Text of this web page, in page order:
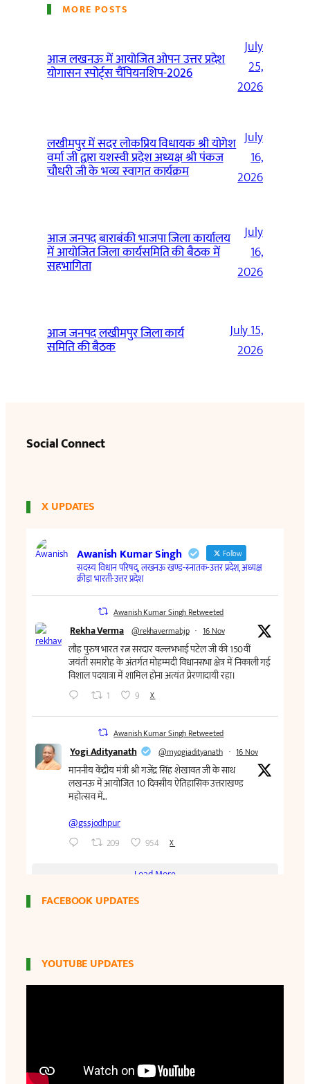
MORE POSTS
आज लखनऊ में आयोजित ओपन उत्तर प्रदेश
योगासन स्पोर्ट्स चैंपियनशिप-2026
July
25,
2026
लखीमपुर में सदर लोकप्रिय विधायक श्री योगेश
वर्मा जी द्वारा यशस्वी प्रदेश अध्यक्ष श्री पंकज
चौधरी जी के भव्य स्वागत कार्यक्रम
July
16,
2026
आज जनपद बाराबंकी भाजपा जिला कार्यालय
में आयोजित जिला कार्यसमिति की बैठक में
सहभागिता
July
16,
2026
आज जनपद लखीमपुर जिला कार्य
समिति की बैठक
July 15,
2026
Social Connect
X UPDATES
FACEBOOK UPDATES
YOUTUBE UPDATES